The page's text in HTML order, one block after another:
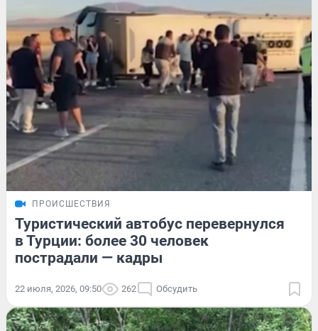
ПРОИСШЕСТВИЯ
Туристический автобус перевернулся
в Турции: более 30 человек
пострадали — кадры
22 июля, 2026, 09:50 262 Обсудить